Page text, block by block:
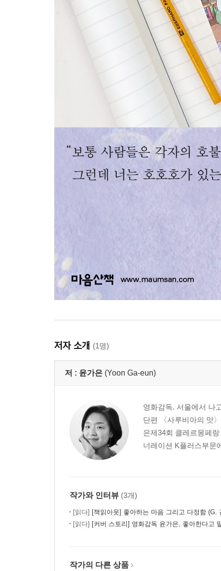
저자 소개 (1명)
저 : 윤가은 (Yoon Ga-eun)
영화감독. 서울에서 나
단편 〈사루비아의 맛
은제34회 클레르몽페
너레이션 K플러스부문
작가와 인터뷰 (3개)
[읽다] [책읽아웃] 좋아하는 마음 그리고 다정함 (G. 김
[읽다] [커버 스토리] 영화감독 윤가은, 좋아한다고
작가의 다른 상품